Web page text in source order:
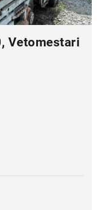
Vetomestari